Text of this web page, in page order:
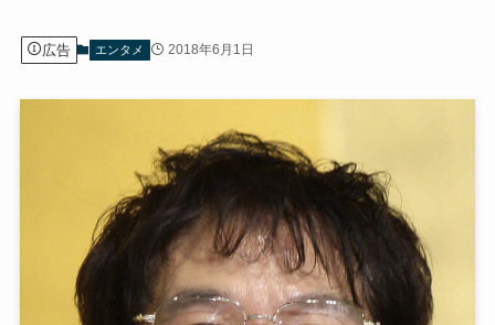
広告 エンタメ 2018年6月1日